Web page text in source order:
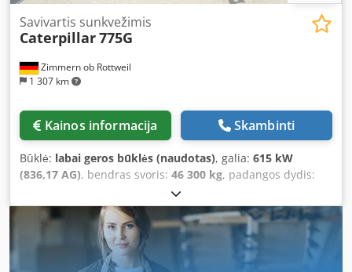
Zimmern ob Rottweil
1 307 km
Savivartis sunkvežimis
Caterpillar775G
Kainos informacija Skambinti
Būklė: labai geros būklės (naudotas), galia: 615 kW
(836,17 AG), bendras svoris: 46 300 kg, padangos dydis:
90 procentas
2020, veikimo valandos:7 819 h, Įranga:oro
kondicionavimas, CATERPILLAR 775G Pardavimo ir
pristatymo data: 2021 m. Pagaminimo metai: 2020 m.
Darbo valandos: 7 819 val. Uždara kabina Radijas Oro